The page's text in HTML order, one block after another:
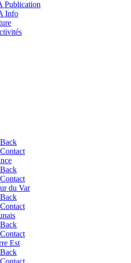
Publication
Info
Back
Contact
Back
Contact
du Var
Back
Contact
Back
Contact
Est
Back
Contact